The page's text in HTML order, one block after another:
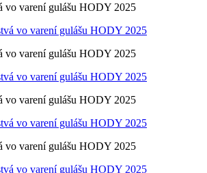
vo varení gulášu HODY 2025
vo varení gulášu HODY 2025
vo varení gulášu HODY 2025
vo varení gulášu HODY 2025